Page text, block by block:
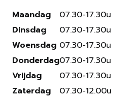
Maandag
Dinsdag
Woensdag
Donderdag
Vrijdag
Zaterdag
07.30-17.30u
07.30-17.30u
07.30-17.30u
07.30-17.30u
07.30-17.30u
07.30-12.00u